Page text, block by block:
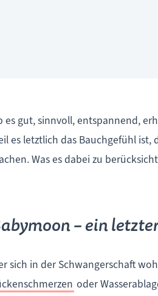
es gut, sinnvoll, entspannend,
es letztlich das Bauchgefühl
Was es dabei zu
– ein
sich in der Schwangerschaft
oder